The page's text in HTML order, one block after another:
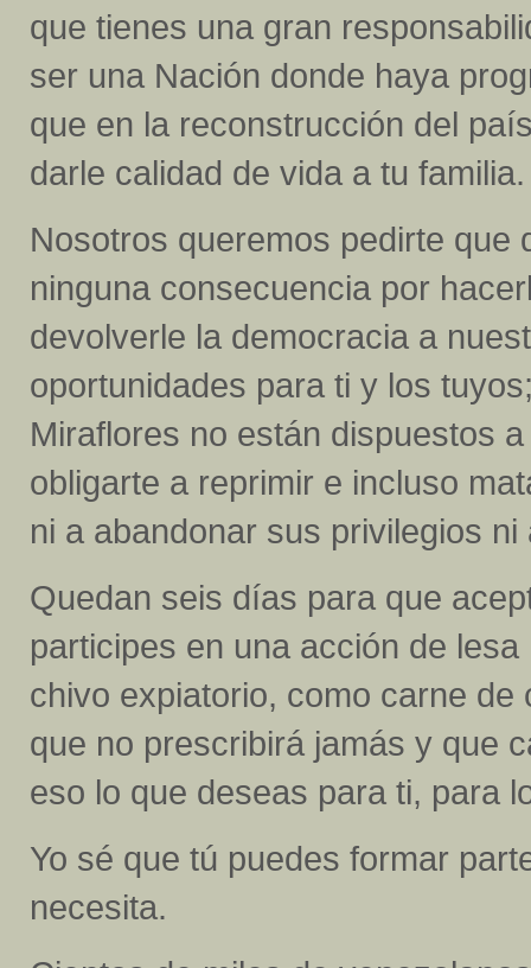
que tienes una gran
ser una Nación donde haya
que en la reconstrucción del
darle calidad de vida a tu
Nosotros queremos pedirte que
ninguna consecuencia por
devolverle la democracia a
oportunidades para ti y los
Miraflores no están dispuestos
obligarte a reprimir e incluso
ni a abandonar sus privilegios ni
Quedan seis días para que
participes en una acción de
chivo expiatorio, como carne
que no prescribirá jamás y que
eso lo que deseas para ti, para
Yo sé que tú puedes formar
necesita.